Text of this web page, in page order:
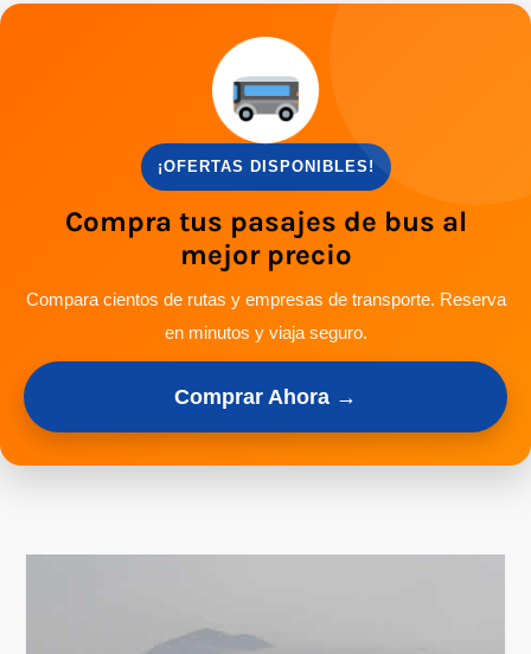
¡OFERTAS DISPONIBLES!
Compra tus pasajes de bus al
mejor precio
Compara cientos de rutas y empresas de transporte. Reserva
en minutos y viaja seguro.
Comprar Ahora →